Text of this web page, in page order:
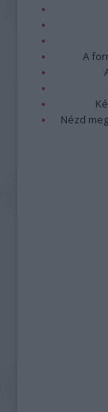
A
Nézd